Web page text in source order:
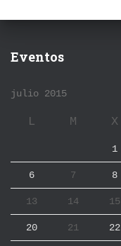
Eventos
julio 2015
L M X
1
6 7 8
13 14 15
20 21 22